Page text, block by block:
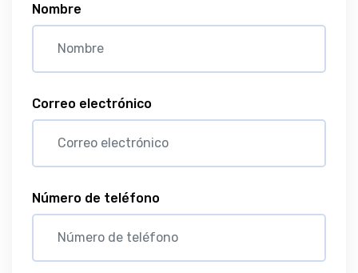
Nombre
Correo electrónico
Número de teléfono